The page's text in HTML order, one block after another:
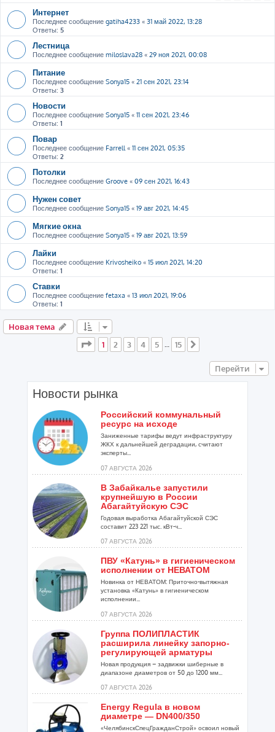
Интернет
Последнее сообщение gatiha4233 « 31 май 2022, 13:28
Ответы: 5
Лестница
Последнее сообщение miloslava28 « 29 ноя 2021, 00:08
Питание
Последнее сообщение Sonya15 « 21 сен 2021, 23:14
Ответы: 3
Новости
Последнее сообщение Sonya15 « 11 сен 2021, 23:46
Ответы: 1
Повар
Последнее сообщение Farrell« 11 сен 2021, 05:35
Ответы: 2
Потолки
Последнее сообщение Groove « 09 сен 2021, 16:43
Нужен совет
Последнее сообщение Sonya15 « 19 авг 2021, 14:45
Мягкие окна
Последнее сообщение Sonya15 « 19 авг 2021, 13:59
Лайки
Последнее сообщение Krivosheiko « 15 июл 2021, 14:20
Ответы: 1
Ставки
Последнее сообщение fetaxa « 13 июл 2021, 19:06
Ответы: 1
Новая тема
Страница
из 15
1 2 3 4 5 … 15
Перейти
Новости рынка
Российский коммунальный
ресурс на исходе
Заниженные тарифы ведут инфраструктуру
ЖКХ к дальнейшей деградации, считают
эксперты...
07 АВГУСТА 2026
В Забайкалье запустили
крупнейшую в России
Абагайтуйскую СЭС
Годовая выработка Абагайтуйской СЭС
составит 223 221 тыс. кВт-ч...
07 АВГУСТА 2026
ПВУ «Катунь» в гигиеническом
исполнении от НЕВАТОМ
Новинка от НЕВАТОМ: Приточно-вытяжная
установка «Катунь» в гигиеническом
исполнении...
07 АВГУСТА 2026
Группа ПОЛИПЛАСТИК
расширила линейку запорно-
регулирующей арматуры
Новая продукция – задвижки шиберные в
диапазоне диаметров от 50 до 1200 мм...
07 АВГУСТА 2026
Energy Regula в новом
диаметре — DN400/350
«ЧелябинскСпецГражданСтрой» освоил новый